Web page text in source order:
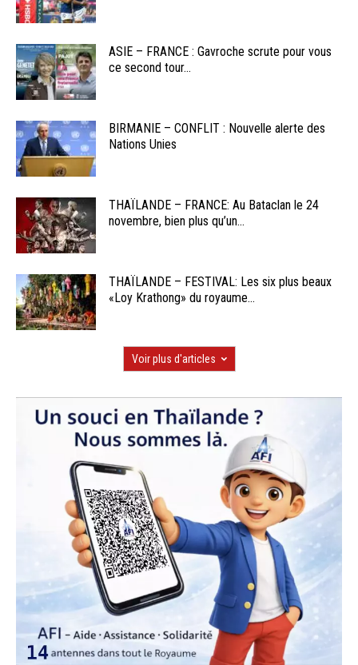
ASIE – FRANCE : Gavroche scrute pour vous
ce second tour...
BIRMANIE – CONFLIT : Nouvelle alerte des
Nations Unies
THAÏLANDE – FRANCE: Au Bataclan le 24
novembre, bien plus qu’un...
THAÏLANDE – FESTIVAL: Les six plus beaux
«Loy Krathong» du royaume...
Voir plus d'articles